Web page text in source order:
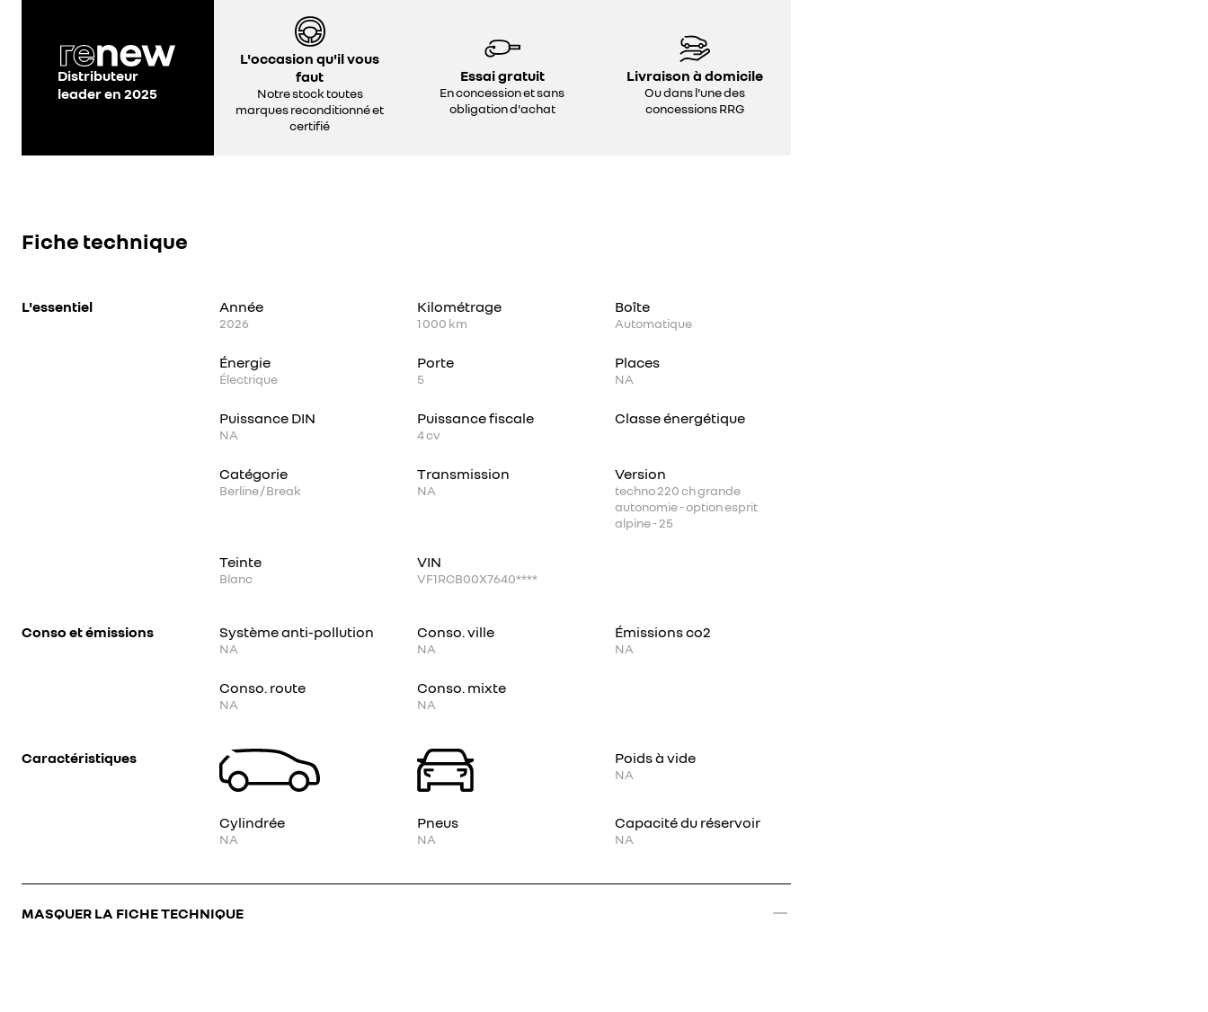
Distributeur
leader en 2025
L'occasion qu'il vous
faut
Notre stock toutes
marques reconditionné et
certifié
Essai gratuit
En concession et sans
obligation d'achat
Livraison à domicile
Ou dans l'une des
concessions RRG
Fiche technique
MASQUER LA FICHE TECHNIQUE
L'essentiel Année
2026
Kilométrage
1 000 km
Boîte
Automatique
Énergie
Électrique
Porte
5
Places
NA
Puissance DIN
NA
Puissance fiscale
4cv
Classe énergétique
Catégorie
Berline / Break
Transmission
NA
Version
techno 220 ch grande
autonomie - option esprit
alpine - 25
Teinte
Blanc
VIN
VF1RCB00X7640****
Conso et émissions Système anti-pollution
NA
Conso. ville
NA
Émissions co2
NA
Conso. route
NA
Conso. mixte
NA
Caractéristiques Poids à vide
NA
Cylindrée
NA
Pneus
NA
Capacité du réservoir
NA